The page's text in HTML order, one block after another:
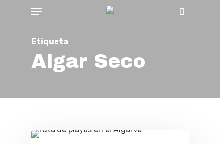
Menu
Etiqueta
Algar Seco